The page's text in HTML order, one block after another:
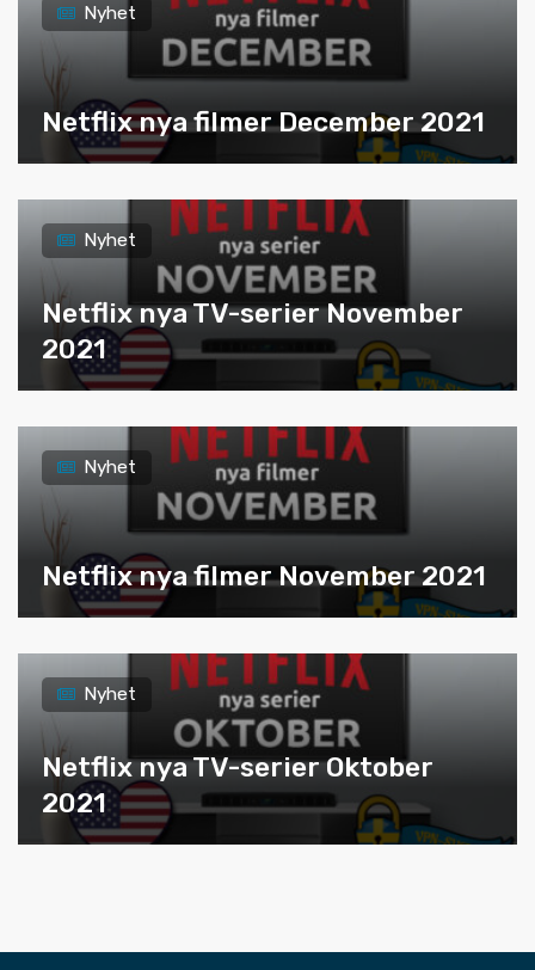
Nyhet
Netflix nya filmer December 2021
Nyhet
Netflix nya TV-serier November
2021
Nyhet
Netflix nya filmer November 2021
Nyhet
Netflix nya TV-serier Oktober
2021